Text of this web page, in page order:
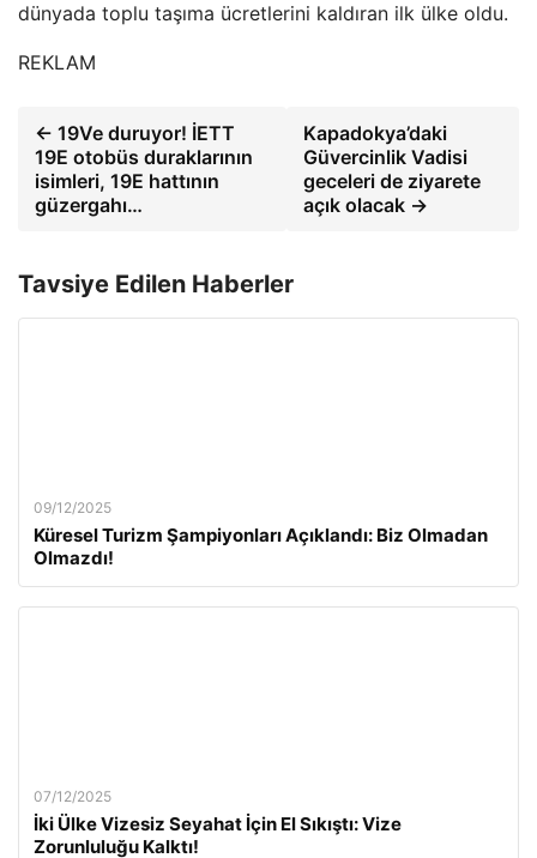
dünyada toplu taşıma ücretlerini kaldıran ilk ülke oldu.
REKLAM
← 19Ve duruyor! İETT
19E otobüs duraklarının
isimleri, 19E hattının
güzergahı…
Kapadokya’daki
Güvercinlik Vadisi
geceleri de ziyarete
açık olacak →
Tavsiye Edilen Haberler
09/12/2025
Küresel Turizm Şampiyonları Açıklandı: Biz Olmadan
Olmazdı!
07/12/2025
İki Ülke Vizesiz Seyahat İçin El Sıkıştı: Vize
Zorunluluğu Kalktı!